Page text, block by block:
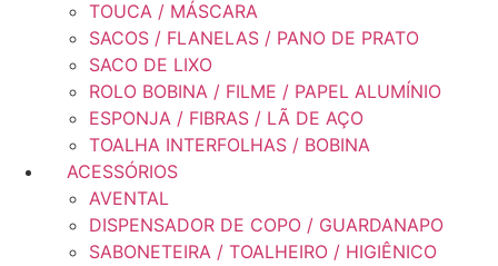
TOUCA / MÁSCARA
SACOS / FLANELAS / PANO DE PRATO
SACO DE LIXO
ROLO BOBINA / FILME / PAPEL ALUMÍNIO
ESPONJA / FIBRAS / LÃ DE AÇO
TOALHA INTERFOLHAS / BOBINA
ACESSÓRIOS
AVENTAL
DISPENSADOR DE COPO / GUARDANAPO
SABONETEIRA / TOALHEIRO / HIGIÊNICO